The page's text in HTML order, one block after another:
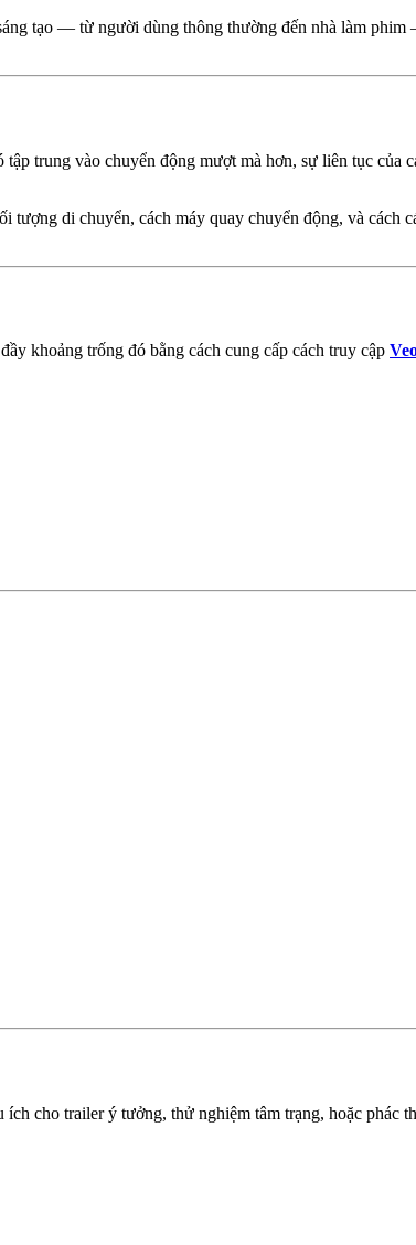
tạo — từ người dùng thông thường đến nhà làm
trung vào chuyển động mượt mà hơn, sự liên tục của
di chuyển, cách máy quay chuyển động, và cách
khoảng trống đó bằng cách cung cấp cách truy cập
cho trailer ý tưởng, thử nghiệm tâm trạng, hoặc phác